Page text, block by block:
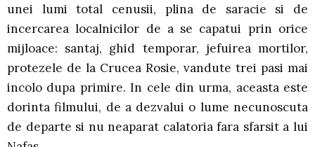
unei lumi total cenusii, plina de saracie si de
incercarea localnicilor de a se capatui prin orice
mijloace: santaj, ghid temporar, jefuirea mortilor,
protezele de la Crucea Rosie, vandute trei pasi mai
incolo dupa primire. In cele din urma, aceasta este
dorinta filmului, de a dezvalui o lume necunoscuta
de departe si nu neaparat calatoria fara sfarsit a lui